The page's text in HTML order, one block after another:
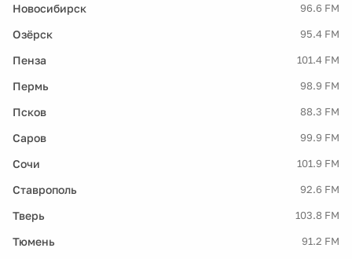
Новосибирск 96.6 FM
Озёрск 95.4 FM
Пенза 101.4 FM
Пермь 98.9 FM
Псков 88.3 FM
Саров 99.9 FM
Сочи 101.9 FM
Ставрополь 92.6 FM
Тверь 103.8 FM
Тюмень 91.2 FM